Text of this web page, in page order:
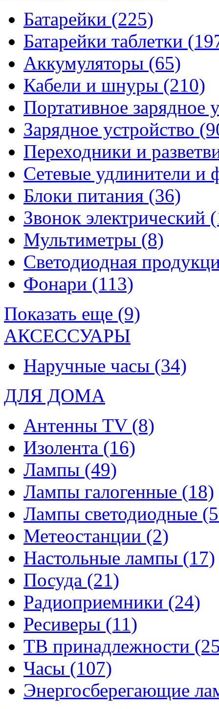
Батарейки (225)
Батарейки таблетки
Аккумуляторы (65)
Кабели и шнуры (210)
Портативное зарядное
Зарядное устройство
Переходники и
Сетевые удлинители и
Блоки питания (36)
Звонок электрический
Мультиметры (8)
Светодиодная
Фонари (113)
Показать еще (9)
АКСЕССУАРЫ
Наручные часы (34)
ДЛЯ ДОМА
Антенны TV (8)
Изолента (16)
Лампы (49)
Лампы галогенные (18)
Лампы светодиодные
Метеостанции (2)
Настольные лампы (17)
Посуда (21)
Радиоприемники (24)
Ресиверы (11)
ТВ принадлежности
Часы (107)
Энергосберегающие